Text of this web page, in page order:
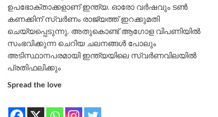
ഉപഭോക്താക്കളാണ് ഇന്ത്യ. ഓരോ വര്‍ഷവും ടണ്‍
കണക്കിന് സ്വര്‍ണം രാജ്യത്ത് ഇറക്കുമതി
ചെയ്യപ്പെടുന്നു. അതുകൊണ്ട് ആഗോള വിപണിയില്‍
സംഭവിക്കുന്ന ചെറിയ ചലനങ്ങള്‍ പോലും
അടിസ്ഥാനപരമായി ഇന്ത്യയിലെ സ്വര്‍ണവിലയില്‍
പ്രതിഫലിക്കും
Spread the love